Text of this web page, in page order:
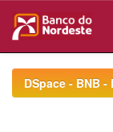
navigationDSpace - BNB